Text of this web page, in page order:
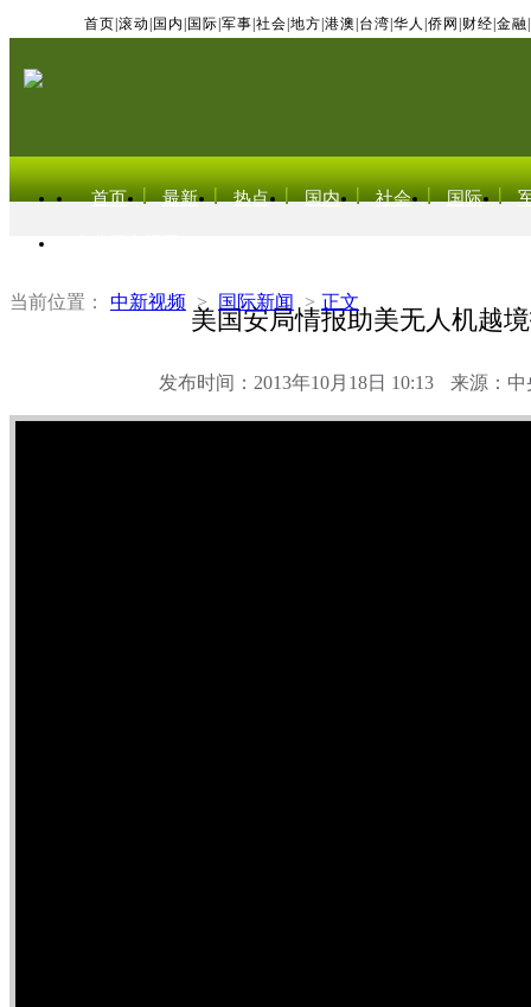
首页 滚动 国内 国际 军事 社会 地方 港澳 台湾 华人 侨网 财经 金融
首页 最新 热点 国内 社会 国际
当前位置： 中新视频 > 国际新闻 > 正文
美国安局情报助美无人机越
发布时间：2013年10月18日 10:13 来源：中